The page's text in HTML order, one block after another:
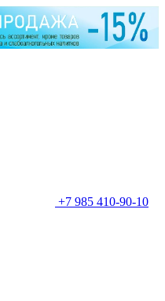
+7 985 410-90-10